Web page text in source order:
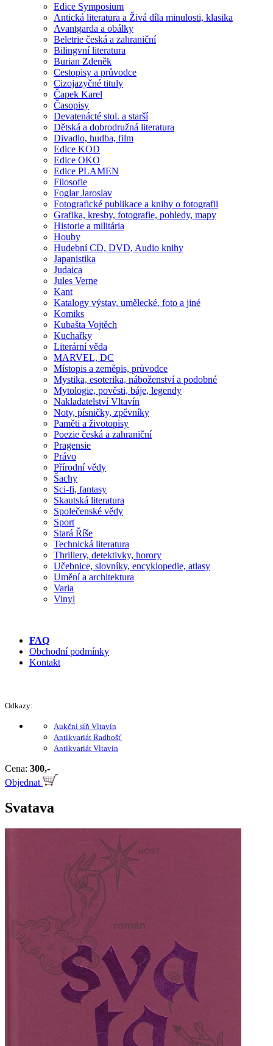
Edice Symposium
Antická literatura a Živá díla minulosti, klasika
Avantgarda a obálky
Beletrie česká a zahraniční
Bilingvní literatura
Burian Zdeněk
Cestopisy a průvodce
Cizojazyčné tituly
Čapek Karel
Časopisy
Devatenácté stol. a starší
Dětská a dobrodružná literatura
Divadlo, hudba, film
Edice KOD
Edice OKO
Edice PLAMEN
Filosofie
Foglar Jaroslav
Fotografické publikace a knihy o fotografii
Grafika, kresby, fotografie, pohledy, mapy
Historie a militária
Houby
Hudební CD, DVD, Audio knihy
Japanistika
Judaica
Jules Verne
Kant
Katalogy výstav, umělecké, foto a jiné
Komiks
Kubašta Vojtěch
Kuchařky
Literární věda
MARVEL, DC
Místopis a zeměpis, průvodce
Mystika, esoterika, náboženství a podobné
Mytologie, pověsti, báje, legendy
Nakladatelství Vltavín
Noty, písničky, zpěvníky
Paměti a životopisy
Poezie česká a zahraniční
Pragensie
Právo
Přírodní vědy
Šachy
Sci-fi, fantasy
Skautská literatura
Společenské vědy
Sport
Stará Říše
Technická literatura
Thrillery, detektivky, horory
Učebnice, slovníky, encyklopedie, atlasy
Umění a architektura
Varia
Vinyl
FAQ
Obchodní podmínky
Kontakt
Odkazy:
Aukční síň Vltavín
Antikvariát Radhošť
Antikvariát Vltavín
Cena: 300,-
Objednat
Svatava